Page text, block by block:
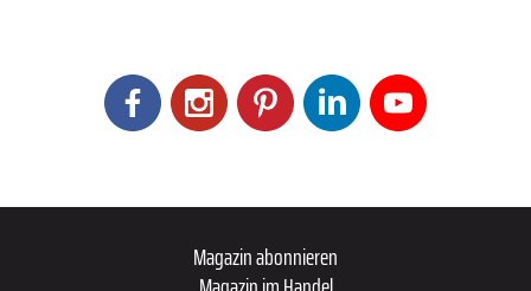
Magazin abonnieren